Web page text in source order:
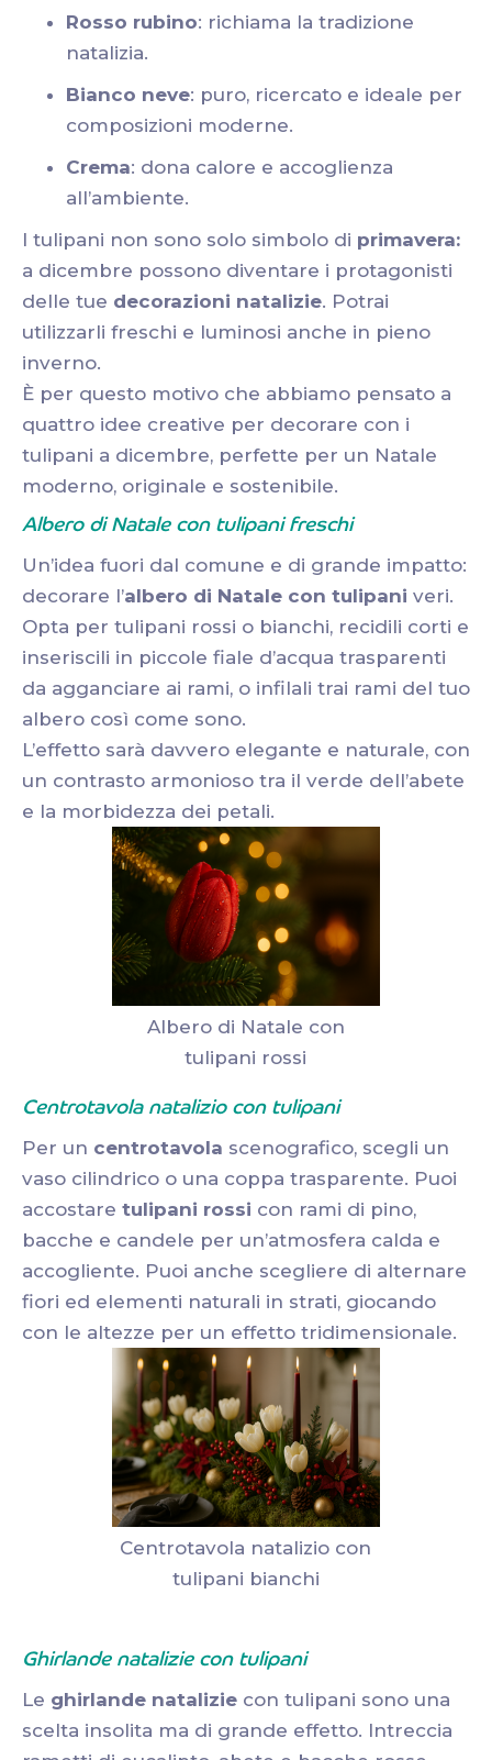
Rosso rubino: richiama la tradizione
natalizia.
Bianco neve: puro, ricercato e ideale per
composizioni moderne.
Crema: dona calore e accoglienza
all’ambiente.
I tulipani non sono solo simbolo di primavera:
a dicembre possono diventare i protagonisti
delle tue decorazioni natalizie. Potrai
utilizzarli freschi e luminosi anche in pieno
inverno.
È per questo motivo che abbiamo pensato a
quattro idee creative per decorare con i
tulipani a dicembre, perfette per un Natale
moderno, originale e sostenibile.
Albero di Natale con tulipani freschi
Un’idea fuori dal comune e di grande impatto:
decorare l’albero di Natale con tulipani veri.
Opta per tulipani rossi o bianchi, recidili corti e
inseriscili in piccole fiale d’acqua trasparenti
da agganciare ai rami, o infilali trai rami del tuo
albero così come sono.
L’effetto sarà davvero elegante e naturale, con
un contrasto armonioso tra il verde dell’abete
e la morbidezza dei petali.
Albero di Natale con
tulipani rossi
Centrotavola natalizio con tulipani
Per un centrotavola scenografico, scegli un
vaso cilindrico o una coppa trasparente. Puoi
accostare tulipani rossi con rami di pino,
bacche e candele per un’atmosfera calda e
accogliente. Puoi anche scegliere di alternare
fiori ed elementi naturali in strati, giocando
con le altezze per un effetto tridimensionale.
Centrotavola natalizio con
tulipani bianchi
Ghirlande natalizie con tulipani
Le ghirlande natalizie con tulipani sono una
scelta insolita ma di grande effetto. Intreccia